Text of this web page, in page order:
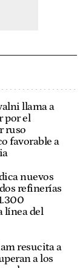
llama a
por el
ruso
favorable a
nuevos
refinerías
línea del
resucita a
a los